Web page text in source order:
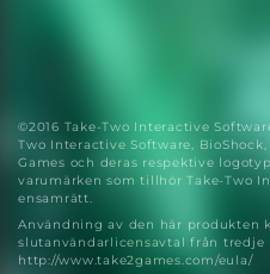
©2016 Take-Two Interactive
Two Interactive Software,
Games och deras respektive
varumärken som tillhör Take-Two
ensamrätt.
Användning av den här produkten
slutanvändarlicensavtal från tredje
http://www.take2games.com/eula/